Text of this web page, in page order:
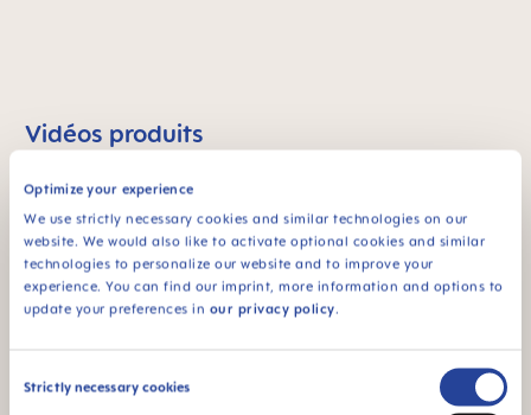
Optimize your experience
We use strictly necessary cookies and similar technologies on our
website. We would also like to activate optional cookies and similar
technologies to personalize our website and to improve your
experience. You can find our imprint, more information and options to
update your preferences in our privacy policy.
Consent
Strictly necessary cookies
Vidéos produits